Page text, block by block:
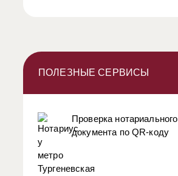
ПОЛЕЗНЫЕ СЕРВИСЫ
Проверка нотариального
документа по QR-коду